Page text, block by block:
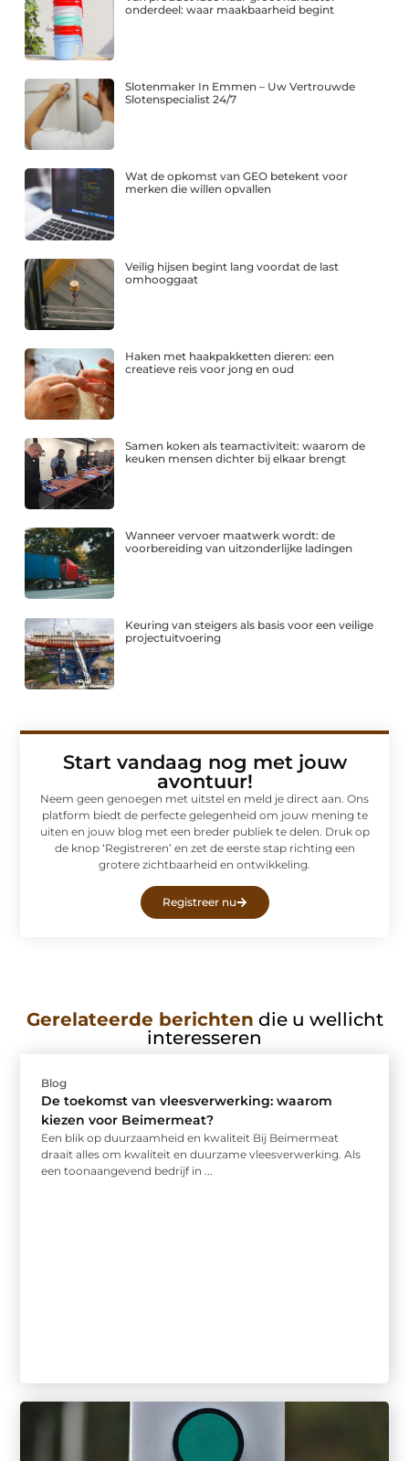
onderdeel: waar maakbaarheid begint
Slotenmaker In Emmen – Uw Vertrouwde
Slotenspecialist 24/7
Wat de opkomst van GEO betekent voor
merken die willen opvallen
Veilig hijsen begint lang voordat de last
omhooggaat
Haken met haakpakketten dieren: een
creatieve reis voor jong en oud
Samen koken als teamactiviteit: waarom de
keuken mensen dichter bij elkaar brengt
Wanneer vervoer maatwerk wordt: de
voorbereiding van uitzonderlijke ladingen
Keuring van steigers als basis voor een veilige
projectuitvoering
Start vandaag nog met jouw
avontuur!
Neem geen genoegen met uitstel en meld je direct aan. Ons
platform biedt de perfecte gelegenheid om jouw mening te
uiten en jouw blog met een breder publiek te delen. Druk op
de knop ‘Registreren’ en zet de eerste stap richting een
grotere zichtbaarheid en ontwikkeling.
Registreer nu
Gerelateerde berichten die u wellicht
interesseren
Blog
De toekomst van vleesverwerking: waarom
kiezen voor Beimermeat?
Een blik op duurzaamheid en kwaliteit Bij Beimermeat
draait alles om kwaliteit en duurzame vleesverwerking. Als
een toonaangevend bedrijf in ...